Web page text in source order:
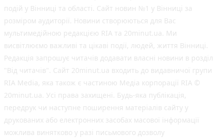
подій у Вінниці та області. Сайт новин №1 у Вінниці за
розміром аудиторії. Новини створюються для Вас
мультимедійною редакцією RIA та 20minut.ua. Ми
висвітлюємо важливі та цікаві події, людей, життя Вінниці.
Редакція запрошує читачів додавати власні новини в розділ
"Від читачів". Сайт 20minut.ua входить до видавничої групи
RIA Media, яка також є частиною Медіа корпорації RIA ©
20minut.ua. Усі права захищені. Будь-яка публiкацiя,
передрук чи наступне поширення матеріалів сайту у
друкованих або електронних засобах масової інформації
можлива винятково у разі письмового дозволу